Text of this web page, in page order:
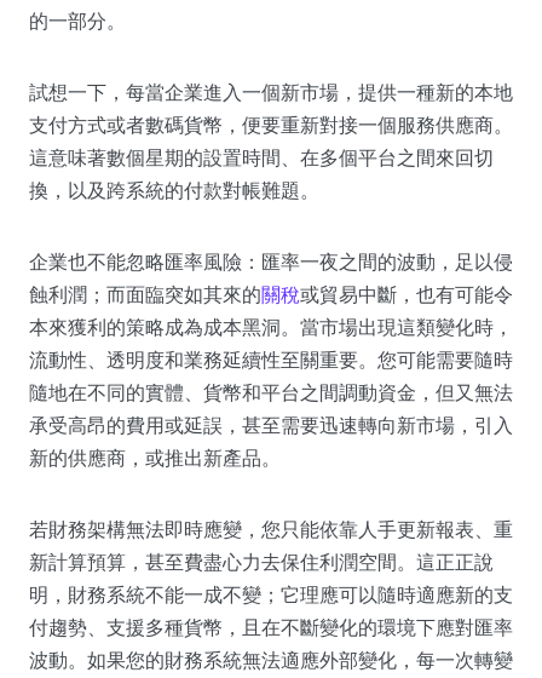
的一部分。
試想一下，每當企業進入一個新市場，提供一種新的本地
支付方式或者數碼貨幣，便要重新對接一個服務供應商。
這意味著數個星期的設置時間、在多個平台之間來回切
換，以及跨系統的付款對帳難題。
企業也不能忽略匯率風險：匯率一夜之間的波動，足以侵
蝕利潤；而面臨突如其來的關稅或貿易中斷，也有可能令
本來獲利的策略成為成本黑洞。當市場出現這類變化時，
流動性、透明度和業務延續性至關重要。您可能需要隨時
隨地在不同的實體、貨幣和平台之間調動資金，但又無法
承受高昂的費用或延誤，甚至需要迅速轉向新市場，引入
新的供應商，或推出新產品。
若財務架構無法即時應變，您只能依靠人手更新報表、重
新計算預算，甚至費盡心力去保住利潤空間。這正正說
明，財務系統不能一成不變；它理應可以隨時適應新的支
付趨勢、支援多種貨幣，且在不斷變化的環境下應對匯率
波動。如果您的財務系統無法適應外部變化，每一次轉變